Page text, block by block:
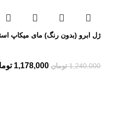
ژل ابرو (بدون رنگ) مای میکاپ
1,240,000 تومان 1,178,000